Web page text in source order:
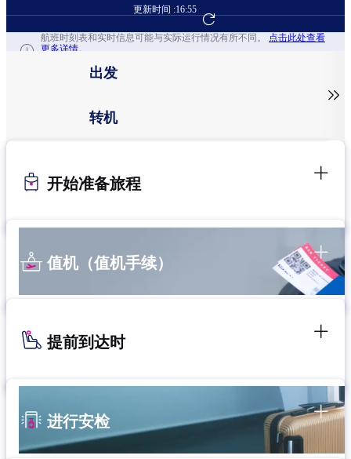
更新时间 :16:55
前往航班预订
航班时刻表和实时信息可能与实际运行情况有所不同。 点击此处查看
更多详情。
出发
转机

开始准备旅程
值机（值机手续）
提前到达时
进行安检